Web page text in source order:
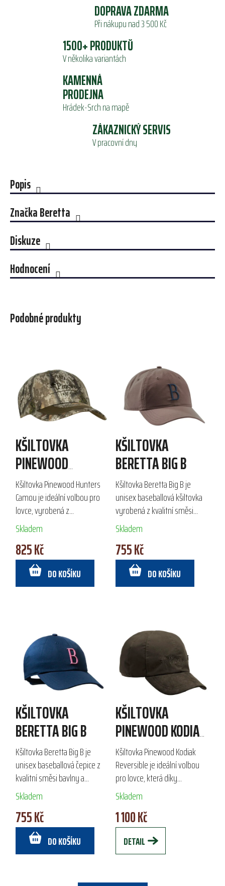
DOPRAVA ZDARMA
Při nákupu nad 3 500 Kč
1500+ PRODUKTŮ
V několika variantách
KAMENNÁ
PRODEJNA
Hrádek-Srch na mapě
ZÁKAZNICKÝ SERVIS
V pracovní dny
Popis
ZnačkaBeretta
Diskuze
Hodnocení
Podobné produkty
KŠILTOVKA
PINEWOOD
HUNTERS CAMOU
Kšiltovka Pinewood Hunters
Camou je ideální volbou pro
lovce, vyrobená z
impregnovaného polyesteru,
který zajišťuje
voděodpudivost. Díky
nastavitelnému suchému zipu
se skvěle...
Skladem
825 Kč
DO KOŠÍKU
KŠILTOVKA
BERETTA BIG B
Kšiltovka Beretta Big B je
unisex baseballová kšiltovka
vyrobená z kvalitní směsi
bavlny a polyesteru, ideální
pro outdoorové aktivity a
volný čas. Díky pásku pro
absorpci potu...
Skladem
755 Kč
DO KOŠÍKU
KŠILTOVKA
BERETTA BIG B
Kšiltovka Beretta Big B je
unisex baseballová čepice z
kvalitní směsi bavlny a
polyesteru. Díky
nastavitelnému popruhu a
vnitřní pásce pro absorpci
potu je ideální volbou pro...
Skladem
755 Kč
DO KOŠÍKU
KŠILTOVKA
PINEWOOD KODIAK
REVERSIBLE
Kšiltovka Pinewood Kodiak
Reversible je ideální volbou
pro lovce, která díky
voděodolné membráně
poskytuje ochranu před
deštěm a větrem.
Oboustranný design nabízí
mysliveckou...
Skladem
1 100 Kč
DETAIL